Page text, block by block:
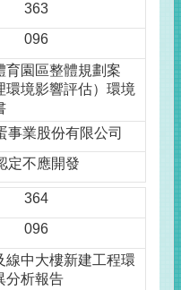
363
096
育園區整體規劃案
環境影響評估）環境
事業股份有限公司
定不應開發
364
096
線中大樓新建工程環
分析報告